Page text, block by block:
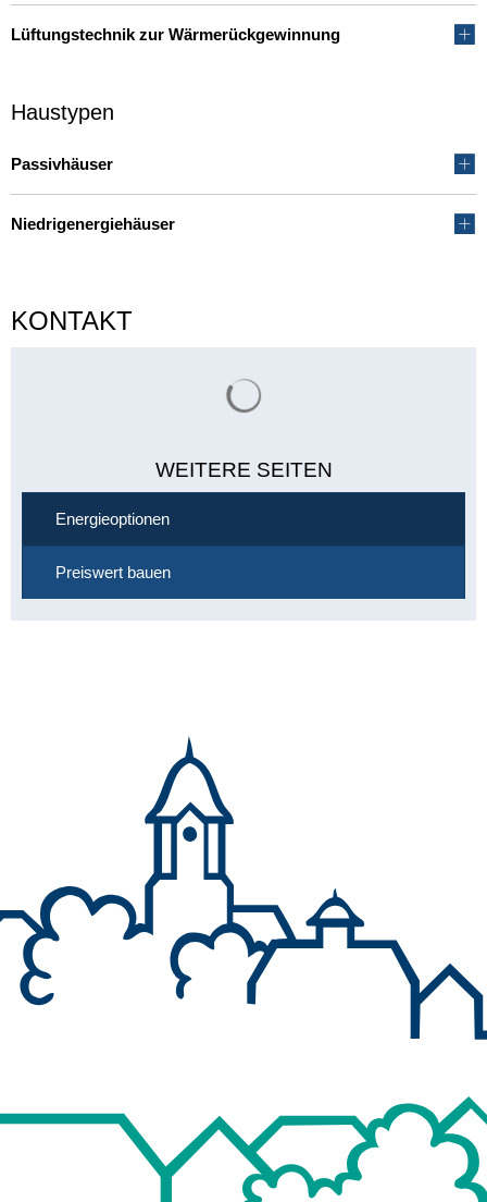
Lüftungstechnik zur Wärmerückgewinnung
Haustypen
Passivhäuser
Niedrigenergiehäuser
KONTAKT
WEITERE SEITEN
Energieoptionen
Preiswert bauen